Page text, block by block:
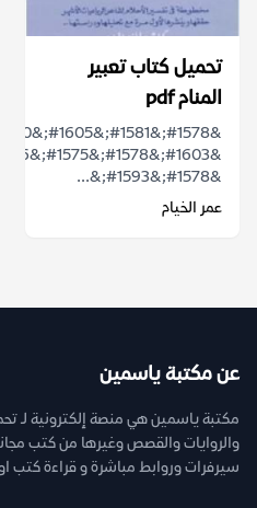
تحميل كتاب تعبير
المنام pdf
&#1578;&#1593;&...
عمر الخيام
عن مكتبة ياسمين
مكتبة ياسمين هي منصة إلكترونية لـ
سيرفرات وروابط مباشرة و قراءة كتب